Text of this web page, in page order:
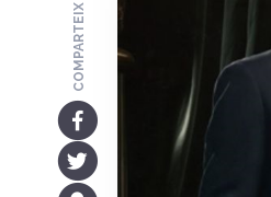
COMPARTEIX